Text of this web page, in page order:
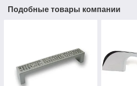
Подобные товары компании